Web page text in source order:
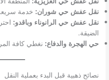
نقل عفش حي شوران: خدمة
نقل عفش حي الرانوناء وباقدو:
الضيقة.
حي الهجرة والدفاع: نغطي كافة
نصائح ذهبية قبل البدء بعملية النقل